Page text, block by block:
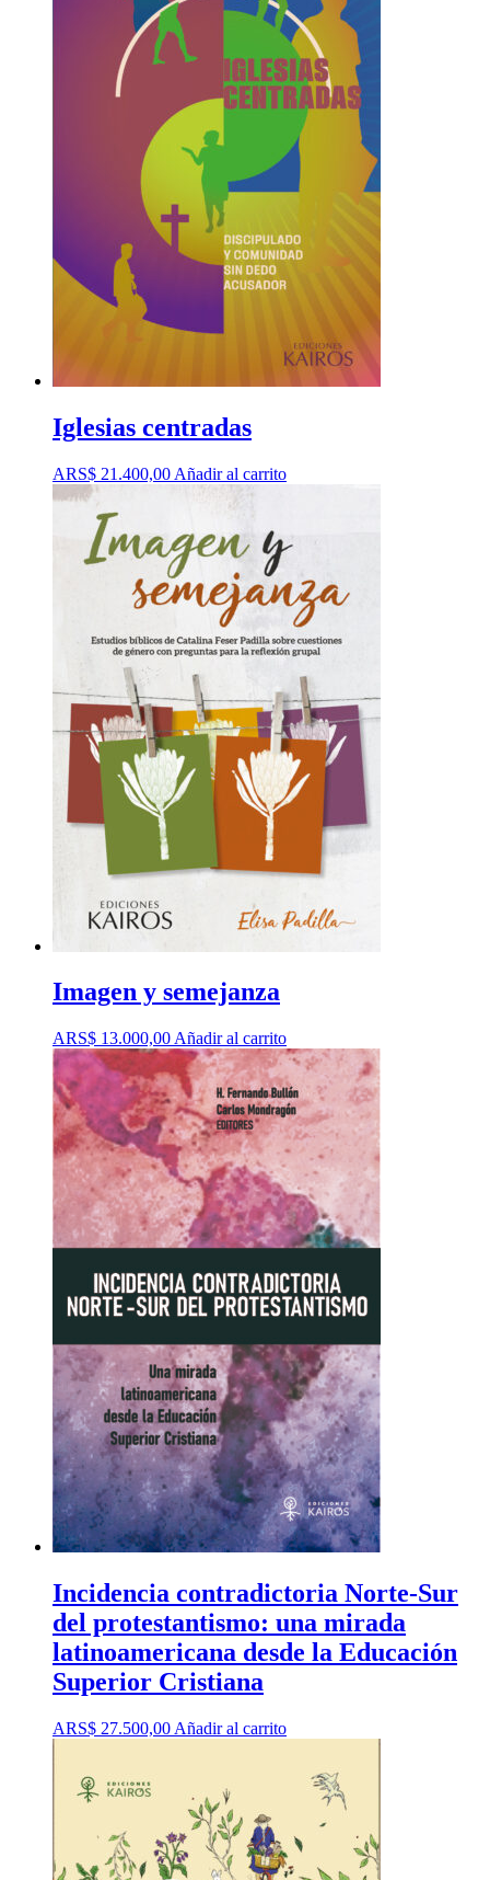
Iglesias centradas
ARS$ 21.400,00 Añadir al carrito
Imagen y semejanza
ARS$ 13.000,00 Añadir al carrito
Incidencia contradictoria Norte-Sur
del protestantismo: una mirada
latinoamericana desde la Educación
Superior Cristiana
ARS$ 27.500,00 Añadir al carrito